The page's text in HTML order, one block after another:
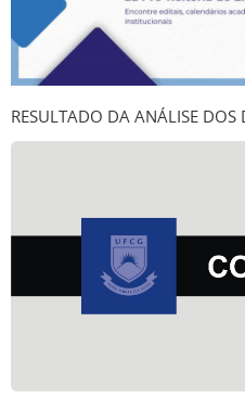
RESULTADO DA ANÁLISE